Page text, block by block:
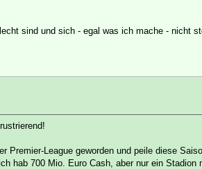
sind und sich - egal was ich mache - nicht
League geworden und peile diese
hab 700 Mio. Euro Cash, aber nur ein